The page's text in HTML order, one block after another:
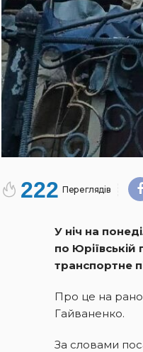
222 Переглядів
У ніч на
по
транспортне
Про це на
Гайваненко.
За словами